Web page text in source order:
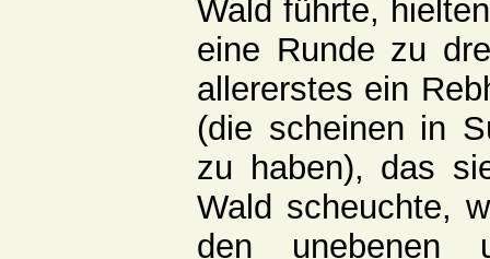
Wald führte,
eine Runde zu
allererstes ein
(die scheinen in
zu haben), das
Wald scheuchte,
den unebenen